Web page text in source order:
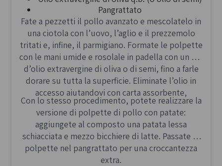
Pangrattato
Fate a pezzetti il pollo avanzato e mescolatelo in
una ciotola con l’uovo, l’aglio e il prezzemolo
tritati e, infine, il parmigiano. Formate le polpette
con le mani umide e rosolale in padella con un filo
d’olio extravergine di oliva o di semi, fino a farle
dorare su tutta la superficie. Eliminate l’olio in
accesso aiutandovi con carta assorbente,
Con lo stesso procedimento, potete realizzare la
versione di polpette di pollo con patate:
aggiungete al composto una patata lessa
schiacciata e mezzo bicchiere di latte. Passate le
polpette nel pangrattato per una croccantezza
extra.